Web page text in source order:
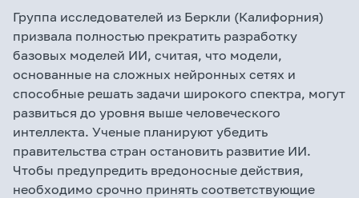
Группа исследователей из Беркли (Калифорния)
призвала полностью прекратить разработку
базовых моделей ИИ, считая, что модели,
основанные на сложных нейронных сетях и
способные решать задачи широкого спектра, могут
развиться до уровня выше человеческого
интеллекта. Ученые планируют убедить
правительства стран остановить развитие ИИ.
Чтобы предупредить вредоносные действия,
необходимо срочно принять соответствующие